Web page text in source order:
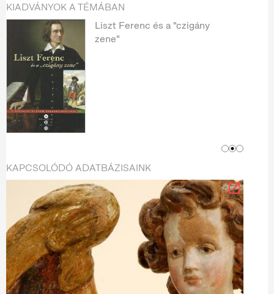
KIADVÁNYOK A TÉMÁBAN
Liszt Ferenc és a "czigány
zene"
KAPCSOLÓDÓ ADATBÁZISAINK